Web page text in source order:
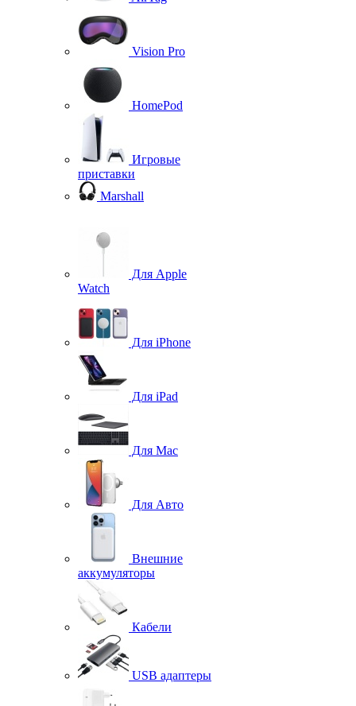
Vision Pro
HomePod
Игровые
приставки
Marshall
Для Apple
Watch
Для iPhone
Для iPad
Для Mac
Для Авто
Внешние
аккумуляторы
Кабели
USB адаптеры